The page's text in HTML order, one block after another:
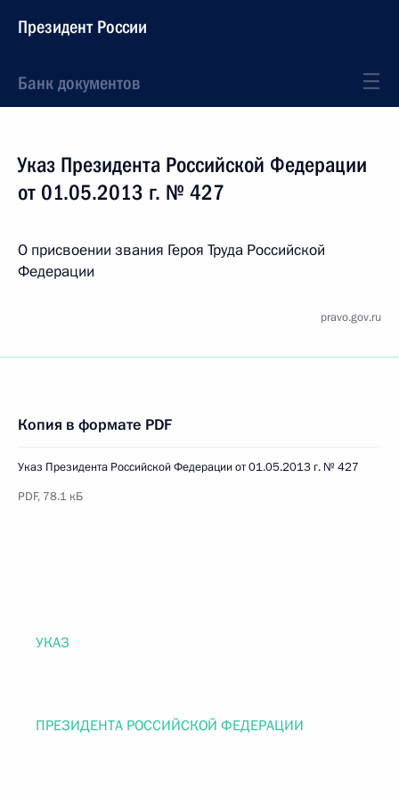
Президент России
Банк документов
Указ Президента Российской Федерации
от 01.05.2013 г. № 427
О присвоении звания Героя Труда Российской
Федерации
pravo.gov.ru
Копия в формате PDF
Указ Президента Российской Федерации от 01.05.2013 г. № 427
PDF, 78.1 кБ
УКАЗ
ПРЕЗИДЕНТА РОССИЙСКОЙ ФЕДЕРАЦИИ